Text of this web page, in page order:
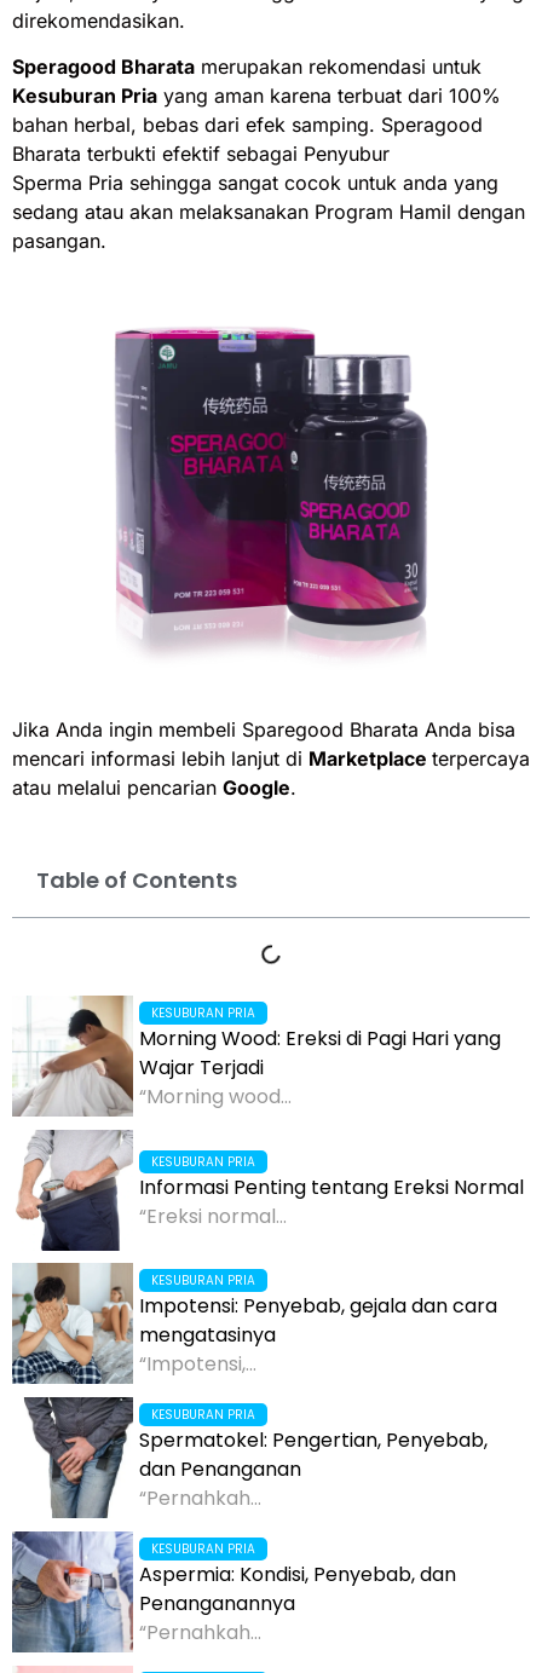
direkomendasikan.
Speragood Bharata merupakan rekomendasi untuk
Kesuburan Pria yang aman karena terbuat dari 100%
bahan herbal, bebas dari efek samping. Speragood
Bharata terbukti efektif sebagai Penyubur
Sperma Pria sehingga sangat cocok untuk anda yang
sedang atau akan melaksanakan Program Hamil dengan
pasangan.
Jika Anda ingin membeli Sparegood Bharata Anda bisa
mencari informasi lebih lanjut di Marketplace terpercaya
atau melalui pencarian Google.
Table of Contents
KESUBURAN PRIA
Morning Wood: Ereksi di Pagi Hari yang
Wajar Terjadi
“Morning wood...
KESUBURAN PRIA
Informasi Penting tentang Ereksi Normal
“Ereksi normal...
KESUBURAN PRIA
Impotensi: Penyebab, gejala dan cara
mengatasinya
“Impotensi,...
KESUBURAN PRIA
Spermatokel: Pengertian, Penyebab,
dan Penanganan
“Pernahkah...
KESUBURAN PRIA
Aspermia: Kondisi, Penyebab, dan
Penanganannya
“Pernahkah...